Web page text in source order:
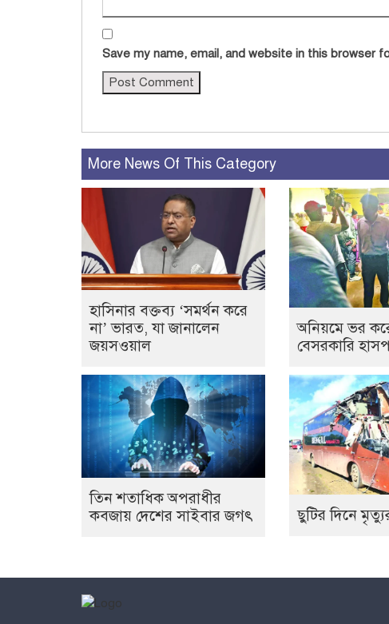
Save my name, email, and website in this browser
More News Of This Category
হাসিনার বক্তব্য ‘সমর্থন করে
না’ ভারত, যা জানালেন
জয়সওয়াল
অনিয়মে ভর
বেসরকারি
তিন শতাধিক অপরাধীর
কবজায় দেশের সাইবার জগৎ
ছুটির দিনে